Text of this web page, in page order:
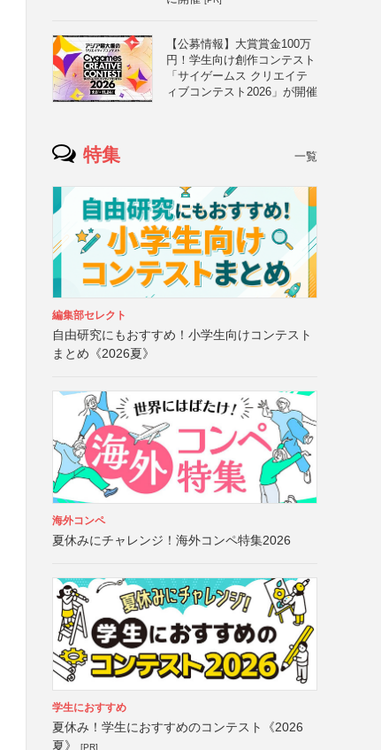
【公募情報】大賞賞金100万
円！学生向け創作コンテスト
「サイゲームス クリエイテ
ィブコンテスト2026」が開催
特集 一覧
編集部セレクト
自由研究にもおすすめ！小学生向けコンテスト
まとめ《2026夏》
海外コンペ
夏休みにチャレンジ！海外コンペ特集2026
学生におすすめ
夏休み！学生におすすめのコンテスト《2026
夏》
[PR]